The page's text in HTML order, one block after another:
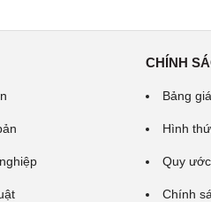
CHÍNH
Bảng
Hình
Quy
Chính